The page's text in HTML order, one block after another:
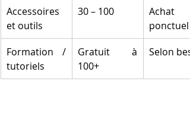
Accessoires
et outils
30 – 100
Achat
ponctuel
Formation /
tutoriels
Gratuit à
100+
Selon